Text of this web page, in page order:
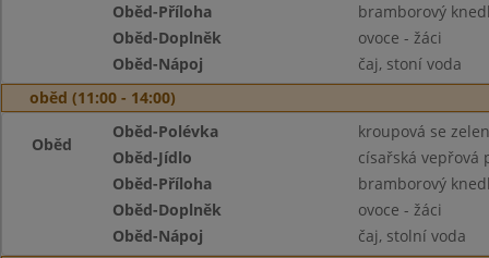
Oběd-Příloha
bramborový
Oběd-Doplněk
ovoce - žáci
Oběd-Nápoj
čaj, stoní voda
oběd (11:00 - 14:00)
Oběd
Oběd-Polévka
kroupová se
Oběd-Jídlo
císařská vepřová
Oběd-Příloha
bramborový
Oběd-Doplněk
ovoce - žáci
Oběd-Nápoj
čaj, stolní voda